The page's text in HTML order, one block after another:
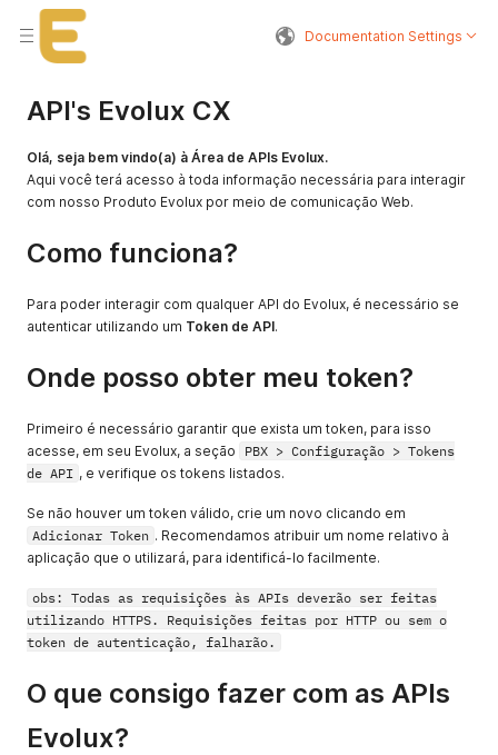
Documentation Settings
API's Evolux CX
Olá, seja bem vindo(a) à Área de APIs Evolux.
Aqui você terá acesso à toda informação necessária para interagir
com nosso Produto Evolux por meio de comunicação Web.
Como funciona?
Para poder interagir com qualquer API do Evolux, é necessário se
autenticar utilizando um Token de API.
Onde posso obter meu token?
Primeiro é necessário garantir que exista um token, para isso
acesse, em seu Evolux, a seção
PBX > Configuração > Tokens
de API , e verifique os tokens listados.
Se não houver um token válido, crie um novo clicando em
Adicionar Token . Recomendamos atribuir um nome relativo à
aplicação que o utilizará, para identificá-lo facilmente.
obs: Todas as requisições às APIs deverão ser feitas
utilizando HTTPS. Requisições feitas por HTTP ou sem o
token de autenticação, falharão.
O que consigo fazer com as APIs
Evolux?